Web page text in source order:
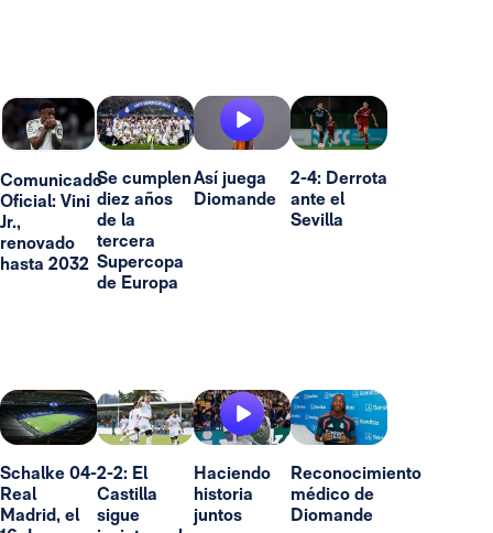
Comunicado
Oficial: Vini
Jr.,
renovado
hasta 2032
Se cumplen
diez años
de la
tercera
Supercopa
de Europa
Así juega
Diomande
2-4: Derrota
ante el
Sevilla
Schalke 04-
Real
Madrid, el
2-2: El
Castilla
sigue
Haciendo
historia
juntos
Reconocimiento
médico de
Diomande